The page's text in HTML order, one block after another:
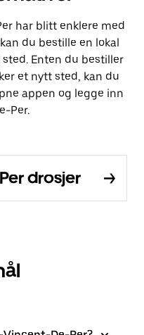
har blitt enklere med
du bestille en lokal
Enten du bestiller
et nytt sted, kan du
appen og legge inn
Per.
drosjer